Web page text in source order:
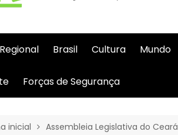
Regional Brasil Cultura Mundo
Forças de Segurança
inicial
Assembleia Legislativa do Ceará